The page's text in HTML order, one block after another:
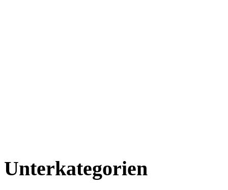
Unterkategorien